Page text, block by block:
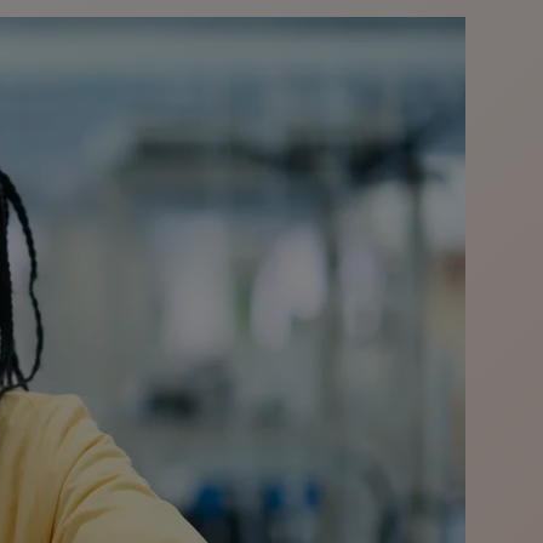
Prof. Dr. Hagen
Werkleiter Roche in
Einweihung des neuen
Die Veranstaltung fand am
Söder sowie
statt.
damit wiederholt zum
für Gen- und Zelltherapien”
hochinnovative
klinische Studien her.